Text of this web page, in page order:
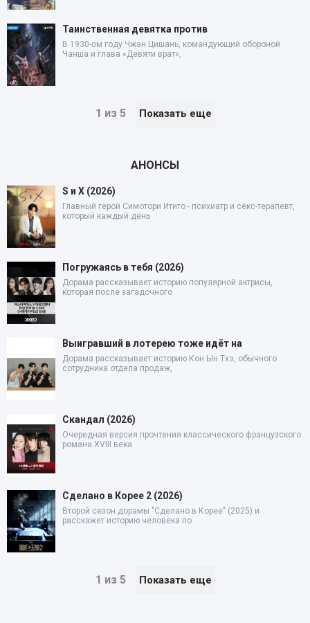
Таинственная девятка против
В 1930-ом году Чжан Цишань, командующий обороной
Чанша и глава «Девяти врат»,
1 из 5 Показать еще
АНОНСЫ
S и X (2026)
Главный герой Симотори Итито - психиатр и секс-терапевт,
который каждый день
Погружаясь в тебя (2026)
Дорама рассказывает историю популярной актрисы,
которая после загадочного
Выигравший в лотерею тоже идёт на
Дорама рассказывает историю Кон Ын Тхэ, обычного
сотрудника отдела продаж,
Скандал (2026)
Очередная версия прочтения классического французского
романа XVIII века
Сделано в Корее 2 (2026)
Второй сезон дорамы "Сделано в Корее" (2025) и
расскажет историю человека по
1 из 5 Показать еще